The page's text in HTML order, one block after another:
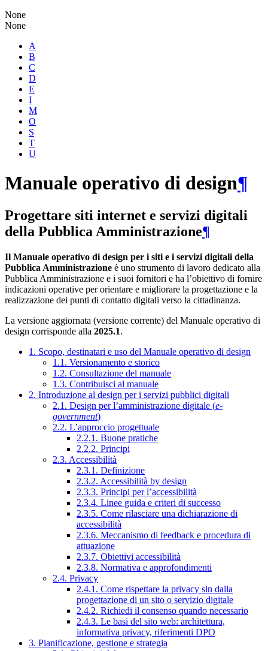
None
None
A
B
C
D
E
I
M
O
S
T
U
Manuale operativo di design¶
Progettare siti internet e servizi digitali
della Pubblica Amministrazione¶
Il Manuale operativo di design per i siti e i servizi digitali della
Pubblica Amministrazione è uno strumento di lavoro dedicato alla
Pubblica Amministrazione e i suoi fornitori e ha l’obiettivo di fornire
indicazioni operative per orientare e migliorare la progettazione e la
realizzazione dei punti di contatto digitali verso la cittadinanza.
La versione aggiornata (versione corrente) del Manuale operativo di
design corrisponde alla 2025.1.
1. Scopo, destinatari e uso del Manuale operativo di design
1.1. Versionamento e storico
1.2. Consultazione del manuale
1.3. Contribuisci al manuale
2. Introduzione al design per i servizi pubblici digitali
2.1. Design per l’amministrazione digitale (e-
government)
2.2. L’approccio progettuale
2.2.1. Buone pratiche
2.2.2. Principi
2.3. Accessibilità
2.3.1. Definizione
2.3.2. Accessibilità by design
2.3.3. Principi per l’accessibilità
2.3.4. Linee guida e criteri di successo
2.3.5. Come rilasciare una dichiarazione di
accessibilità
2.3.6. Meccanismo di feedback e procedura di
attuazione
2.3.7. Obiettivi accessibilità
2.3.8. Normativa e approfondimenti
2.4. Privacy
2.4.1. Come rispettare la privacy sin dalla
progettazione di un sito o servizio digitale
2.4.2. Richiedi il consenso quando necessario
2.4.3. Le basi del sito web: architettura,
informativa privacy, riferimenti DPO
3. Pianificazione, gestione e strategia